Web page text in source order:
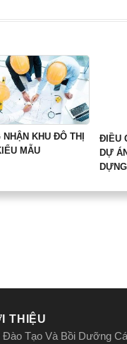
NHẬN KHU ĐÔ THỊ
MẪU
ĐIỀU
DỰ
THIỆU
Đào Tạo Và Bồi Dưỡng